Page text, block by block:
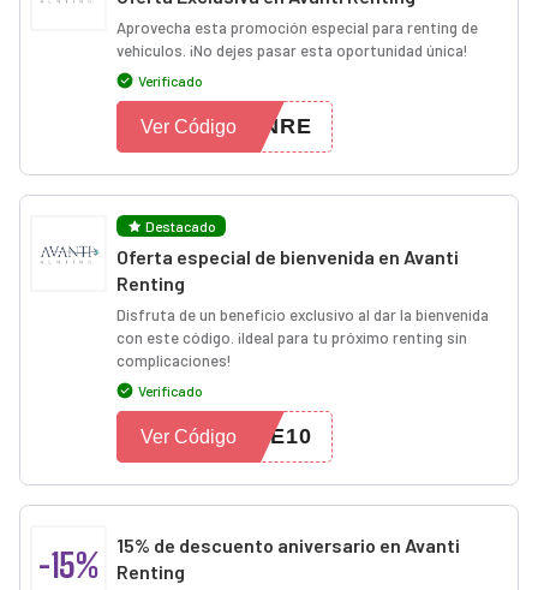
Aprovecha esta promoción especial para renting de
vehículos. ¡No dejes pasar esta oportunidad única!
Verificado
DNRE
Ver Código
Destacado
Oferta especial de bienvenida en Avanti
Renting
Disfruta de un beneficio exclusivo al dar la bienvenida
con este código. ¡Ideal para tu próximo renting sin
complicaciones!
Verificado
ME10
Ver Código
-15%
15% de descuento aniversario en Avanti
Renting